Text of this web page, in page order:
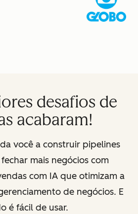
desafios de
acabaram!
você a construir pipelines
mais negócios com
com IA que otimizam a
de negócios. E
é fácil de usar.